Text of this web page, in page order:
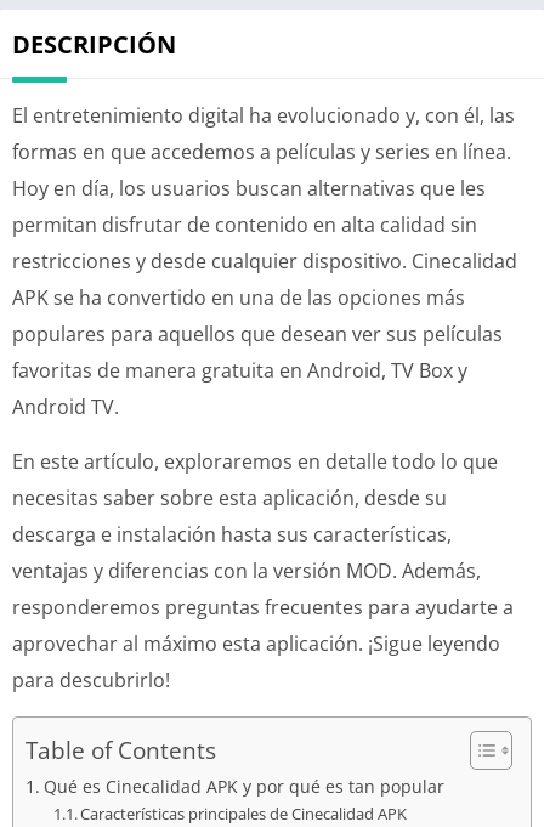
DESCRIPCIÓN
El entretenimiento digital ha evolucionado y, con él, las
formas en que accedemos a películas y series en línea.
Hoy en día, los usuarios buscan alternativas que les
permitan disfrutar de contenido en alta calidad sin
restricciones y desde cualquier dispositivo. Cinecalidad
APK se ha convertido en una de las opciones más
populares para aquellos que desean ver sus películas
favoritas de manera gratuita en Android, TV Box y
Android TV.
En este artículo, exploraremos en detalle todo lo que
necesitas saber sobre esta aplicación, desde su
descarga e instalación hasta sus características,
ventajas y diferencias con la versión MOD. Además,
responderemos preguntas frecuentes para ayudarte a
aprovechar al máximo esta aplicación. ¡Sigue leyendo
para descubrirlo!
Table of Contents
Qué es Cinecalidad APK y por qué es tan popular
Características principales de Cinecalidad APK